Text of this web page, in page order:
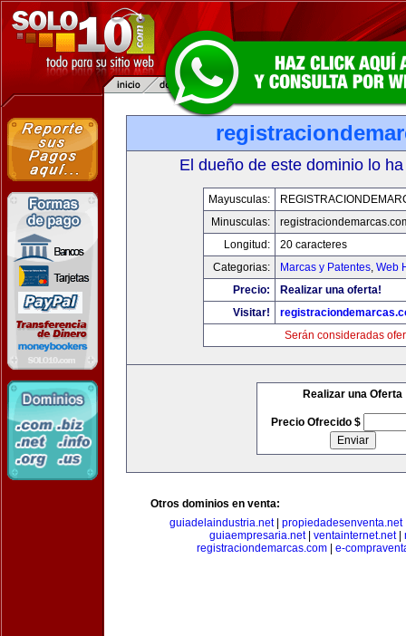
El dueño de este dominio lo
Mayusculas:
Minusculas:
Longitud:
20 caracteres
Categorias:
Marcas y Patentes, Web
Precio:
Realizar una oferta!
Visitar!
Serán consideradas
Realizar una Oferta
Precio Ofrecido $
Otros dominios en venta:
guiadelaindustria.net propiedadesenventa.net
guiaempresaria.net| ventainternet.net|
registraciondemarcas.com
e-